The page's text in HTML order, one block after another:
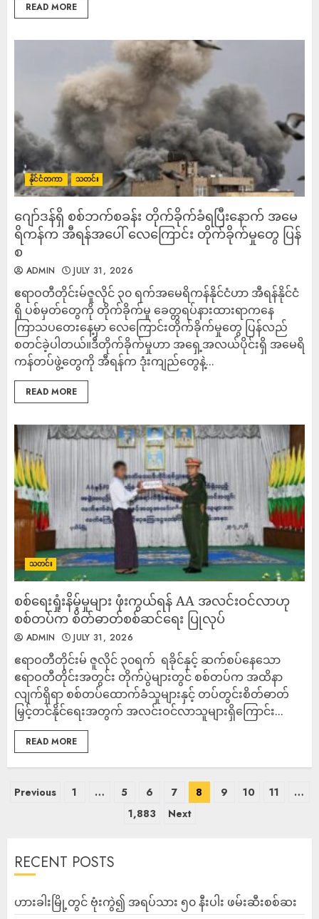
READ MORE
နိုင်ငံတကာ သတင်း
ဂျော်ဒန်ရှိ စစ်ဘက်စခန်း တိုက်ခိုက်ခံရပြီးနောက် အမေ
ရိကန်က အီရန်အပေါ် လေကြောင်း တိုက်ခိုက်မှုတွေ ပြန်
စ
ADMIN JULY 31, 2026
ဧရာဝတီတိုင်းမ်ဇူလိုင် ၃၀ ရက်အမေရိကန်နိုင်ငံဟာ အီရန်နိုင်ငံ
ရှိ ပစ်မှတ်တွေကို တိုက်ခိုက်မှု ခေတ္တရပ်နားထားရာကနေ
ကြာသပတေးနေ့မှာ လေကြောင်းတိုက်ခိုက်မှုတွေ ပြန်လည်
စတင်ခဲ့ပါတယ်။ဒီတိုက်ခိုက်မှုဟာ အရှေ့အလယ်ပိုင်းရှိ အမေရိ
ကန်တပ်ဖွဲ့တွေကို အီရန်က ဒုံးကျည်တွေနဲ့...
READ MORE
သတင်း
‎စစ်ရေးရှုံးနိမ့်မှုများ ဖုံးကွယ်ရန် AA အလင်းဝင်လာဟု
စစ်တပ်က စိတ်ဓာတ်စစ်ဆင်ရေး ပြုလုပ်
ADMIN JULY 31, 2026
‎​ဧရာဝတီတိုင်းမ် ‎ဇူလိုင် ၃၀ရက် ‎ ‎​ရခိုင်နှင့် ဆက်စပ်နေသော
ဧရာဝတီတိုင်းအတွင်း တိုက်ပွဲများတွင် စစ်တပ်က အထိနာ
လျက်ရှိရာ စစ်တပ်ထောက်ခံသူများနှင့် တပ်တွင်းစိတ်ဓာတ်
မြှင့်တင်နိုင်ရေးအတွက် အလင်းဝင်လာသူများရှိကြောင်း...
READ MORE
Previous 1 … 5 6 7 8 9 10 11
…
1,883
Next
RECENT POSTS
ဟားခါးမြို့တွင် ဗုံးကွဲ၍ အရပ်သား ၅၀ နီးပါး ဖမ်းဆီးစစ်ဆး